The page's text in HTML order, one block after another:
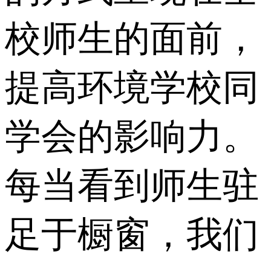
校师生的面前，
提高环境学校同
学会的影响力。
每当看到师生驻
足于橱窗，我们